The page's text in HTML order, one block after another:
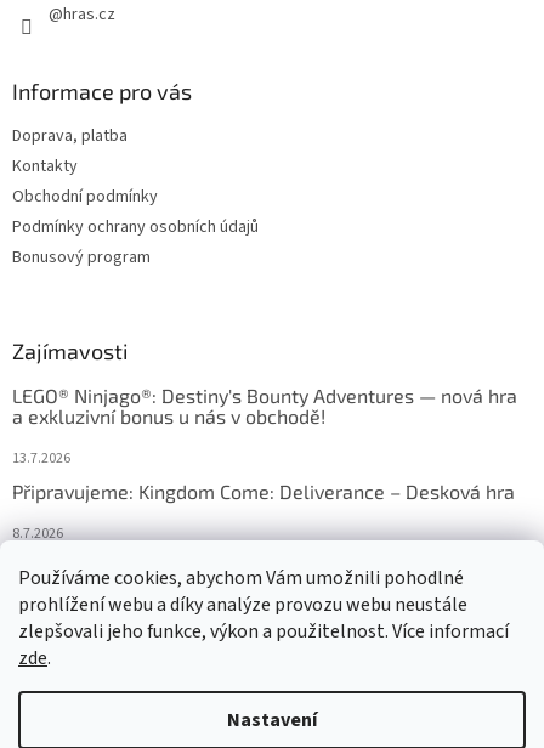
Používáme cookies, abychom Vám umožnili pohodlné
prohlížení webu a díky analýze provozu webu neustále
zlepšovali jeho funkce, výkon a použitelnost. Více informací
zde.
Nastavení
@hras.cz
Informace pro vás
Doprava, platba
Kontakty
Obchodní podmínky
Podmínky ochrany osobních údajů
Bonusový program
Zajímavosti
LEGO® Ninjago®: Destiny's Bounty Adventures — nová hra
a exkluzivní bonus u nás v obchodě!
13.7.2026
Připravujeme: Kingdom Come: Deliverance – Desková hra
8.7.2026
Nejlepší deskové hry: výběr, který frčí v celém Česku
18.6.2026